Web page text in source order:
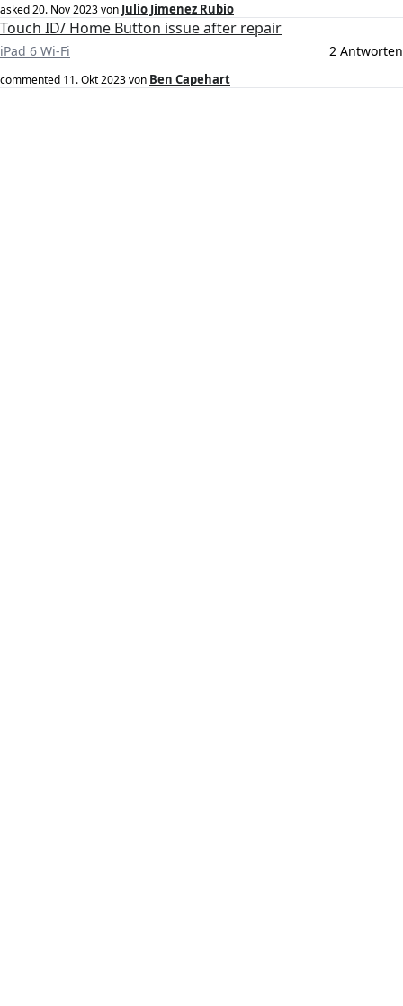
asked20. Nov 2023von Julio Jimenez Rubio
Touch ID/ Home Button issue after repair
iPad 6 Wi-Fi 2 Antworten
commented 11. Okt 2023von Ben Capehart